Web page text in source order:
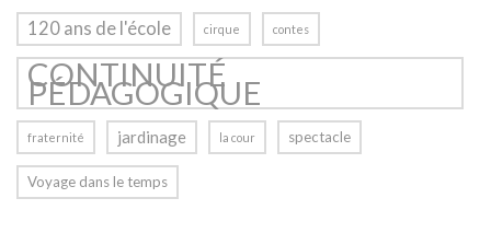
120 ans de l'école cirque contes
CONTINUITÉ
PÉDAGOGIQUE
fraternité jardinage la cour spectacle
Voyage dans le temps